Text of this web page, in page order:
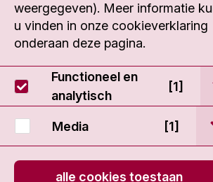
Bezoektijden
Ma-Vrij:
10:30 - 13:00 en
Weekend: 10:30 - 20:00
IC:
weergegeven). Meer informatie
u vinden in onze cookieverklaring
onderaan deze pagina.
Functioneel en
analytisch
[1]
Media [1]
alle cookies toestaan